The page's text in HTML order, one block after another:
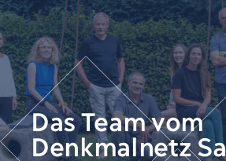
Das Team vom
Denkmalnetz